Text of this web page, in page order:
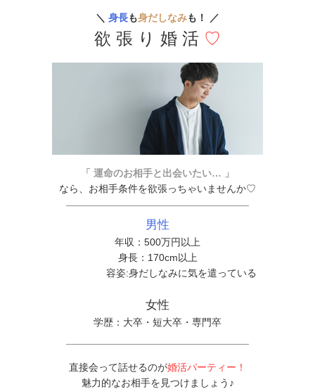
＼ 身長も身だしなみも！ ／
欲 張 り 婚 活 ♡
「 運命のお相手と出会いたい… 」
なら、お相手条件を欲張っちゃいませんか♡
男性
年収：500万円以上
身長：170cm以上
容姿:身だしなみに気を遣っている
女性
学歴：大卒・短大卒・専門卒
直接会って話せるのが婚活パーティー！
魅力的なお相手を見つけましょう♪